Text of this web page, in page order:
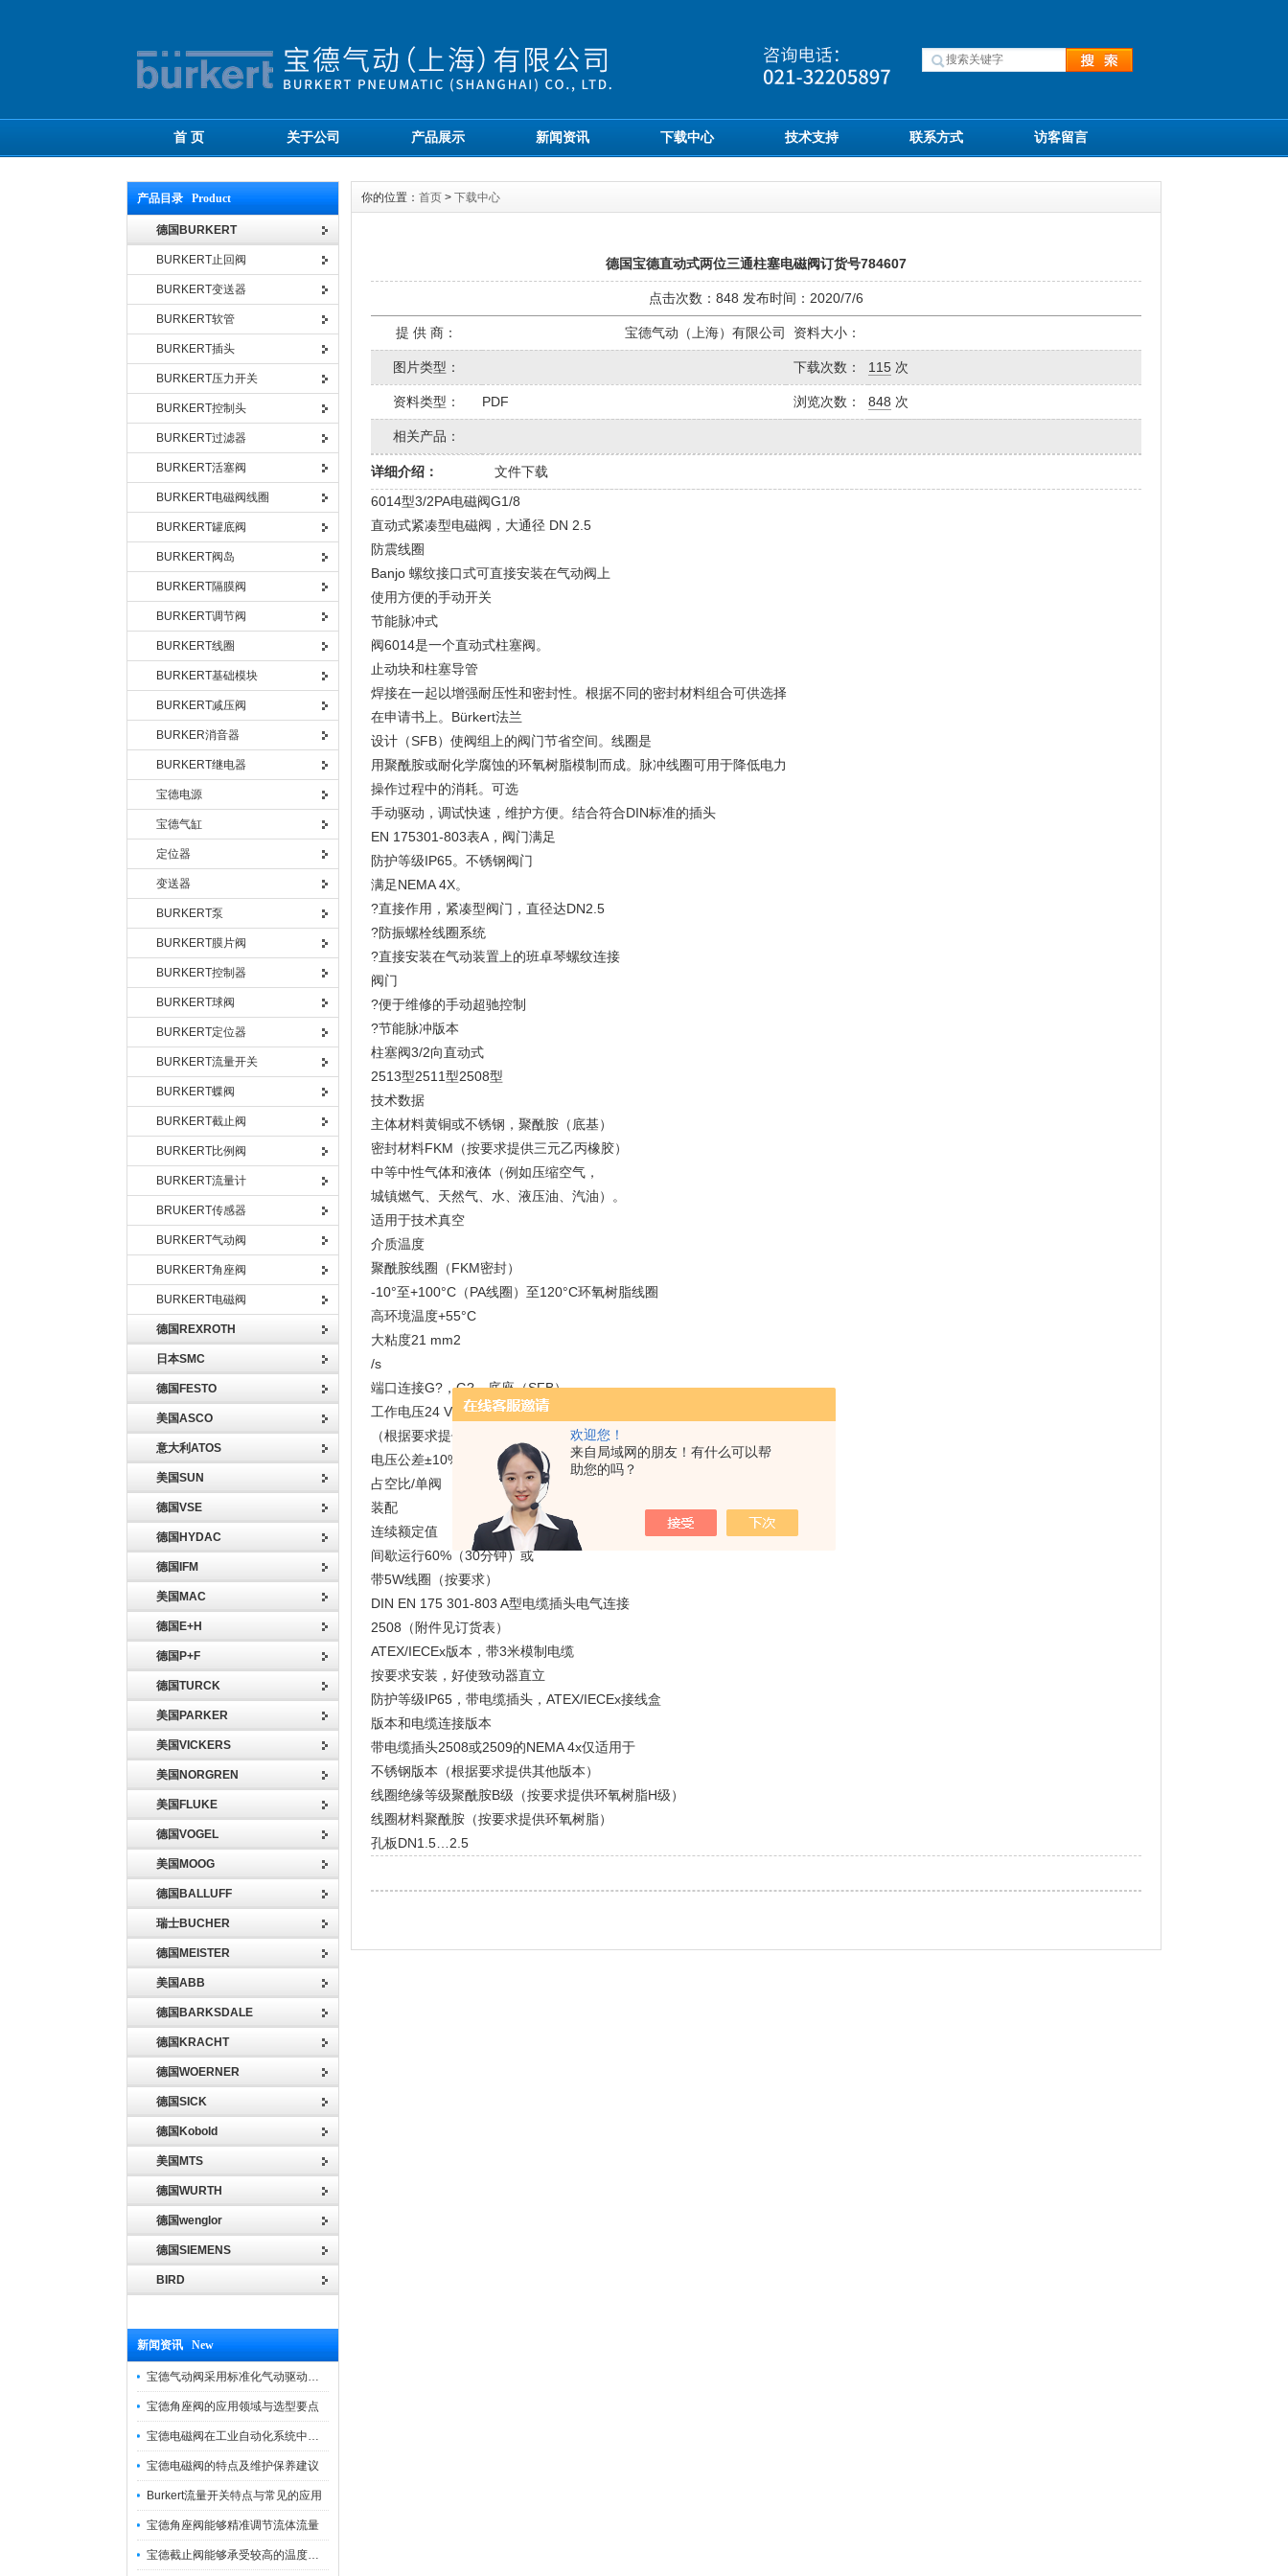
欢迎您！
来自局域网的朋友！有什么可以帮
助您的吗？
首 页 关于公司 产品展示 新闻资讯 下载中心 技术支持 联系方式 访客留言
产品目录 Product
德国BURKERT
BURKERT止回阀
BURKERT变送器
BURKERT软管
BURKERT插头
BURKERT压力开关
BURKERT控制头
BURKERT过滤器
BURKERT活塞阀
BURKERT电磁阀线圈
BURKERT罐底阀
BURKERT阀岛
BURKERT隔膜阀
BURKERT调节阀
BURKERT线圈
BURKERT基础模块
BURKERT减压阀
BURKER消音器
BURKERT继电器
宝德电源
宝德气缸
定位器
变送器
BURKERT泵
BURKERT膜片阀
BURKERT控制器
BURKERT球阀
BURKERT定位器
BURKERT流量开关
BURKERT蝶阀
BURKERT截止阀
BURKERT比例阀
BURKERT流量计
BRUKERT传感器
BURKERT气动阀
BURKERT角座阀
BURKERT电磁阀
德国REXROTH
日本SMC
德国FESTO
美国ASCO
意大利ATOS
美国SUN
德国VSE
德国HYDAC
德国IFM
美国MAC
德国E+H
德国P+F
德国TURCK
美国PARKER
美国VICKERS
美国NORGREN
美国FLUKE
德国VOGEL
美国MOOG
德国BALLUFF
瑞士BUCHER
德国MEISTER
美国ABB
德国BARKSDALE
德国KRACHT
德国WOERNER
德国SICK
德国Kobold
美国MTS
德国WURTH
德国wenglor
德国SIEMENS
BIRD
新闻资讯 New
宝德气动阀采用标准化气动驱动设计，可匹配各类工业气源工况
宝德角座阀的应用领域与选型要点
宝德电磁阀在工业自动化系统中的作用
宝德电磁阀的特点及维护保养建议
Burkert流量开关特点与常见的应用
宝德角座阀能够精准调节流体流量
宝德截止阀能够承受较高的温度和压力
你的位置： 首页 > 下载中心
德国宝德直动式两位三通柱塞电磁阀订货号784607
点击次数：848 发布时间：2020/7/6
提 供 商： 宝德气动（上海）有限公司 资料大小：
图片类型： 下载次数： 115 次
资料类型： PDF 浏览次数： 848 次
相关产品：
详细介绍：
文件下载
6014型3/2PA电磁阀G1/8
直动式紧凑型电磁阀，大通径 DN 2.5
防震线圈
Banjo 螺纹接口式可直接安装在气动阀上
使用方便的手动开关
节能脉冲式
阀6014是一个直动式柱塞阀。
止动块和柱塞导管
焊接在一起以增强耐压性和密封性。根据不同的密封材料组合可供选择
在申请书上。Bürkert法兰
设计（SFB）使阀组上的阀门节省空间。线圈是
用聚酰胺或耐化学腐蚀的环氧树脂模制而成。脉冲线圈可用于降低电力
操作过程中的消耗。可选
手动驱动，调试快速，维护方便。结合符合DIN标准的插头
EN 175301-803表A，阀门满足
防护等级IP65。不锈钢阀门
满足NEMA 4X。
?直接作用，紧凑型阀门，直径达DN2.5
?防振螺栓线圈系统
?直接安装在气动装置上的班卓琴螺纹连接
阀门
?便于维修的手动超驰控制
?节能脉冲版本
柱塞阀3/2向直动式
2513型2511型2508型
技术数据
主体材料黄铜或不锈钢，聚酰胺（底基）
密封材料FKM（按要求提供三元乙丙橡胶）
中等中性气体和液体（例如压缩空气，
城镇燃气、天然气、水、液压油、汽油）。
适用于技术真空
介质温度
聚酰胺线圈（FKM密封）
-10°至+100°C（PA线圈）至120°C环氧树脂线圈
高环境温度+55°C
大粘度21 mm2
/s
端口连接G?，G?，底座（SFB）
工作电压24 V DC，24 V/50 Hz，230 V/50 Hz
（根据要求提供其他电压）
电压公差±10%
占空比/单阀
装配
连续额定值
间歇运行60%（30分钟）或
带5W线圈（按要求）
DIN EN 175 301-803 A型电缆插头电气连接
2508（附件见订货表）
ATEX/IECEx版本，带3米模制电缆
按要求安装，好使致动器直立
防护等级IP65，带电缆插头，ATEX/IECEx接线盒
版本和电缆连接版本
带电缆插头2508或2509的NEMA 4x仅适用于
不锈钢版本（根据要求提供其他版本）
线圈绝缘等级聚酰胺B级（按要求提供环氧树脂H级）
线圈材料聚酰胺（按要求提供环氧树脂）
孔板DN1.5…2.5